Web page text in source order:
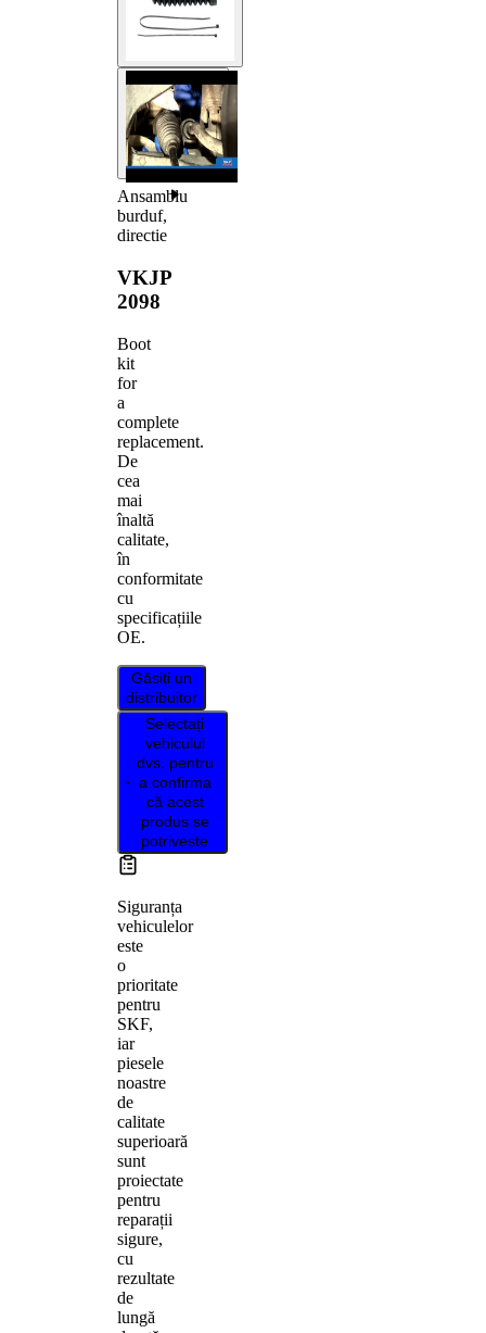
Ansamblu
burduf,
directie
VKJP
2098
Boot
kit
for
a
complete
replacement.
De
cea
mai
înaltă
calitate,
în
conformitate
cu
specificațiile
OE.
Găsiți un
distribuitor
Selectați
vehiculul
dvs. pentru
a confirma
că acest
produs se
potrivește
Siguranța
vehiculelor
este
o
prioritate
pentru
SKF,
iar
piesele
noastre
de
calitate
superioară
sunt
proiectate
pentru
reparații
sigure,
cu
rezultate
de
lungă